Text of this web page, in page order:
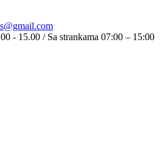
- 15.00 / Sa strankama 07:00 – 15:00